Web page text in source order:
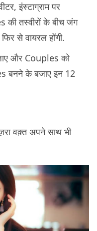
इंस्टाग्राम पर
तस्वीरों के बीच जंग
से वायरल होंगी.
और Couples को
बनने के बजाए इन 12
वक़्त अपने साथ भी